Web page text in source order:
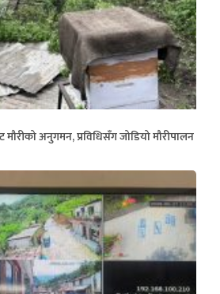
अनुगमन, प्रविधिसँग जोडियो मौरीपालन